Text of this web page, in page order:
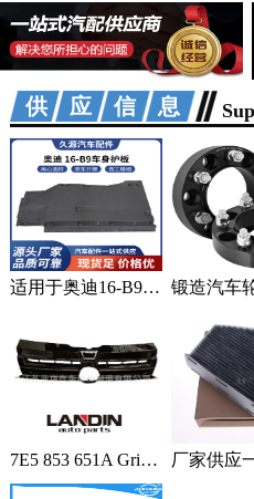
配置版本，售价区间为12.98万-
万元。值
供应信息
适用于奥迪16-B9车身汽车配件一站式供应品质可靠车身护板可定制 2套
7E5 853 651A Grille With Chrome For VW T5 T6 2009-2015 1个